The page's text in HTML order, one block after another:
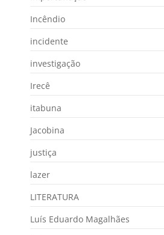
Incêndio
incidente
investigação
Irecê
itabuna
Jacobina
justiça
lazer
LITERATURA
Luís Eduardo Magalhães